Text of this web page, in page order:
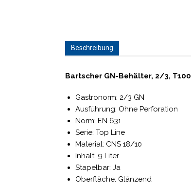
Beschreibung
Bartscher GN-Behälter, 2/3, T100
Gastronorm: 2/3 GN
Ausführung: Ohne Perforation
Norm: EN 631
Serie: Top Line
Material: CNS 18/10
Inhalt: 9 Liter
Stapelbar: Ja
Oberfläche: Glänzend